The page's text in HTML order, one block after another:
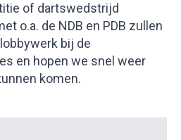
of dartswedstrijd
o.a. de NDB en PDB zullen
bij de
en hopen we snel weer
komen.